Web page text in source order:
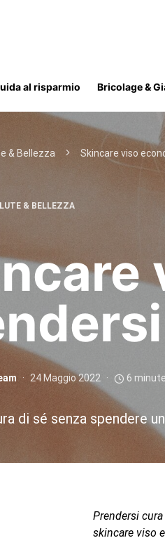
al risparmio Bricolage &
& Bellezza Skincare viso
& BELLEZZA
24 Maggio 2022 6
di sé senza spendere
Prendersi
skincare viso